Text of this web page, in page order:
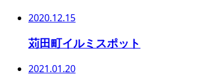
2020.12.15
苅田町イルミスポット
2021.01.20